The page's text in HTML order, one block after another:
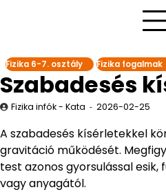
Fizika 6-7. osztály Fizika fogalmak
Szabadesés
Fizika infók - Kata 2026-02-25
A szabadesés kísérletekkel
gravitáció működését.
test azonos gyorsulással
vagy anyagától.